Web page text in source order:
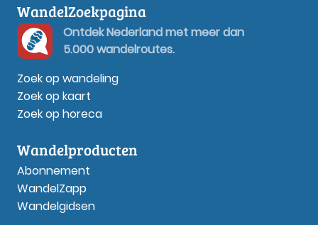
WandelZoekpagina
Ontdek Nederland met meer dan
5.000 wandelroutes.
Zoek op wandeling
Zoek op kaart
Zoek op horeca
Wandelproducten
Abonnement
WandelZapp
Wandelgidsen